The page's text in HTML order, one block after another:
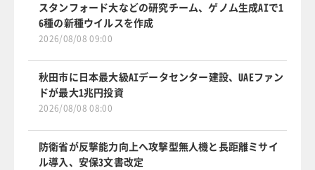
スタンフォード大などの研究チーム、ゲノム生成AIで1
6種の新種ウイルスを作成
2026/08/08 09:00
秋田市に日本最大級AIデータセンター建設、UAEファン
ドが最大1兆円投資
2026/08/08 08:00
防衛省が反撃能力向上へ攻撃型無人機と長距離ミサイ
ル導入、安保3文書改定